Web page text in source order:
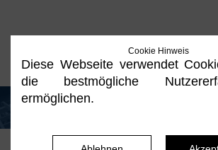
Cookie Hinweis
Diese Webseite verwendet
die bestmögliche
ermöglichen.